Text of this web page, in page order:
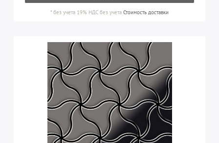
*без учета 19% НДС без учета Стоимость доставки